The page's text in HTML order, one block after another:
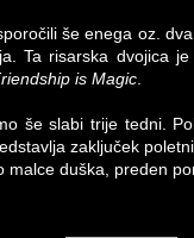
še enega oz.
Ta risarska dvojica
is Magic
še slabi trije tedni.
zaključek
malce duška, preden